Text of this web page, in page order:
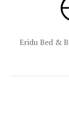
Eridu Bed &